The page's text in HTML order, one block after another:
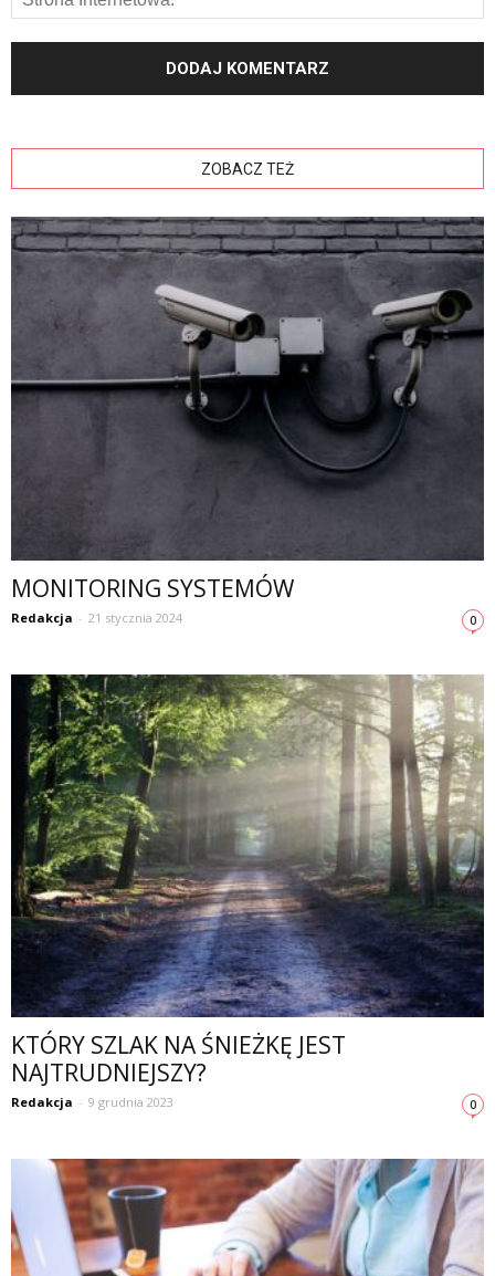
ZOBACZ TEŻ
MONITORING SYSTEMÓW
Redakcja - 21 stycznia 2024 0
KTÓRY SZLAK NA ŚNIEŻKĘ JEST
NAJTRUDNIEJSZY?
Redakcja - 9 grudnia 2023 0